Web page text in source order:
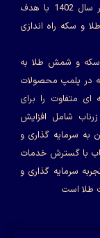
زرناب تجارت رادین(رادین شمش) در سال 1402 با هدف
و سکه راه اندازی
سکه و شمش طلا به
در پلمپ محصولات
ای متفاوت را برای
شامل افزایش
به سرمایه گذاری و
با گسترش خدمات
سرمایه گذاری و
طلا است